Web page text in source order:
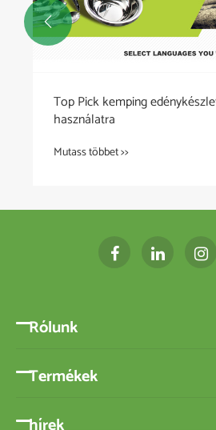
Top Pick kemping
használatra
Mutass többet >>

Rólunk
Termékek